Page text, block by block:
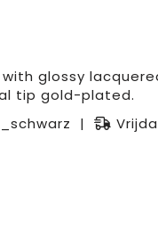
glossy
tip gold-plated.